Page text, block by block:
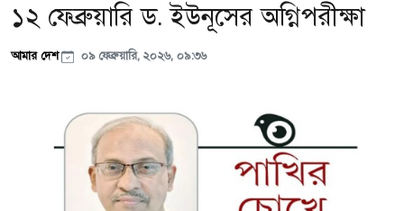
১২ ফেব্রুয়ারি ড. ইউনূসের অগ্নিপরীক্ষা
আমার দেশ ০৯ ফেব্রুয়ারি, ২০২৬, ০৯:৩৬